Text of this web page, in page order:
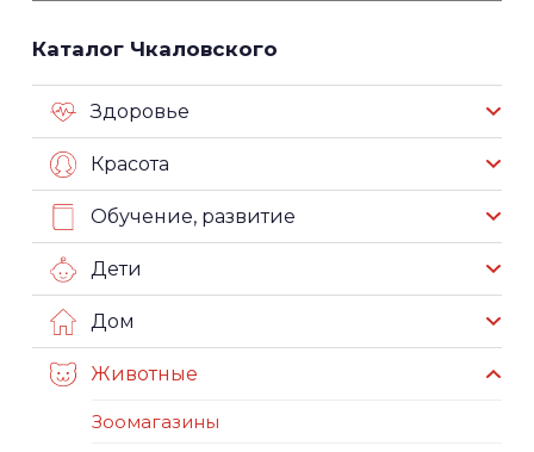
Каталог Чкаловского
Здоровье
Красота
Обучение, развитие
Дети
Дом
Животные
Зоомагазины